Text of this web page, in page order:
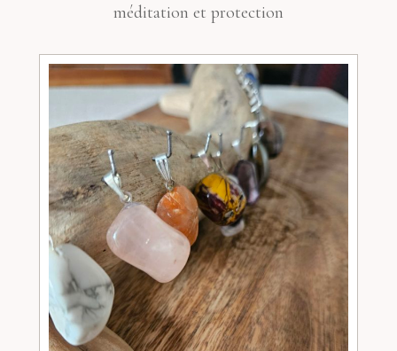
méditation et protection